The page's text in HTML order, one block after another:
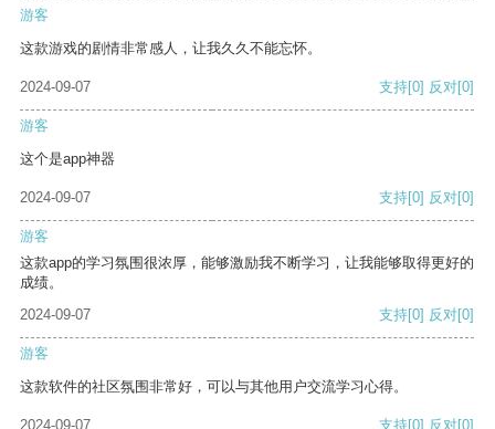
游客
这款游戏的剧情非常感人，让我久久不能忘怀。
2024-09-07 支持[0] 反对[0]
游客
这个是app神器
2024-09-07 支持[0] 反对[0]
游客
这款app的学习氛围很浓厚，能够激励我不断学习，让我能够取得更好的
成绩。
2024-09-07
支持[0] 反对[0]
游客
这款软件的社区氛围非常好，可以与其他用户交流学习心得。
2024-09-07 支持[0] 反对[0]